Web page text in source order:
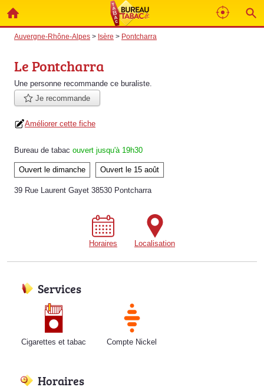
Auvergne-Rhône-Alpes > Isère > Pontcharra
Le Pontcharra
Une personne recommande ce buraliste.
Je recommande
Améliorer cette fiche
Bureau de tabac ouvert jusqu'à 19h30
Ouvert le dimanche Ouvert le 15 août
39 Rue Laurent Gayet 38530 Pontcharra
Horaires Localisation
Services
Cigarettes et tabac Compte Nickel
Horaires